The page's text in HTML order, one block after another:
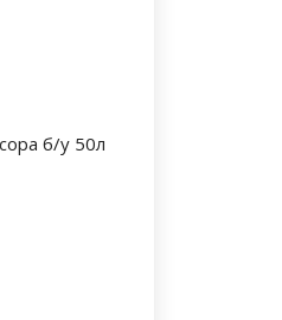
б/у 50л